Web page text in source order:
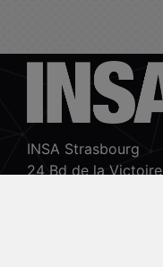
INSA Strasbourg
24 Bd de la Victoire